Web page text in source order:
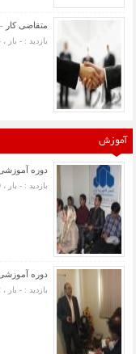
متقاضی کار
بازدید : - بار ، 4 ژانویه 2017
آموزش
دوره
بازدید : - بار ، 19 اکتبر 2011
دوره آموزشی
بازدید : - بار ، 12 اکتبر 2011